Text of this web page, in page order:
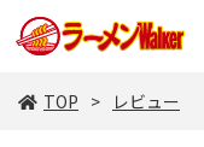
TOP レビュー